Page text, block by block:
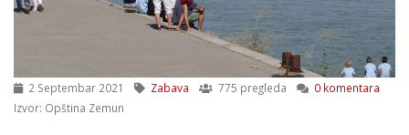
2 Septembar 2021 Zabava 775 pregleda
0 komentara
Izvor: Opština Zemun